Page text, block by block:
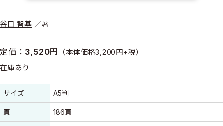
谷口 智基 著
定価： 3,520円 （本体価格3,200円+税）
在庫あり
書誌情報
書誌情報
サイズ A5判
頁 186頁